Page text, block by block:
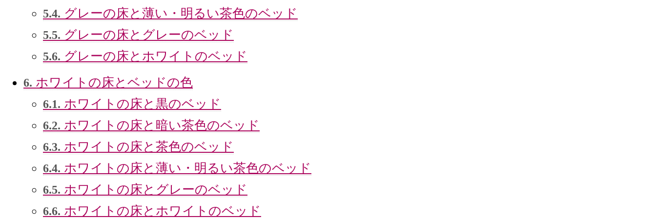
5.4. グレーの床と薄い・明るい茶色のベッド
5.5. グレーの床とグレーのベッド
5.6. グレーの床とホワイトのベッド
6. ホワイトの床とベッドの色
6.1. ホワイトの床と黒のベッド
6.2. ホワイトの床と暗い茶色のベッド
6.3. ホワイトの床と茶色のベッド
6.4. ホワイトの床と薄い・明るい茶色のベッド
6.5. ホワイトの床とグレーのベッド
6.6. ホワイトの床とホワイトのベッド